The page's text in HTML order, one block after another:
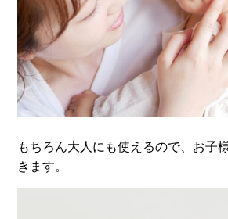
もちろん大人にも使えるので、お子
きます。